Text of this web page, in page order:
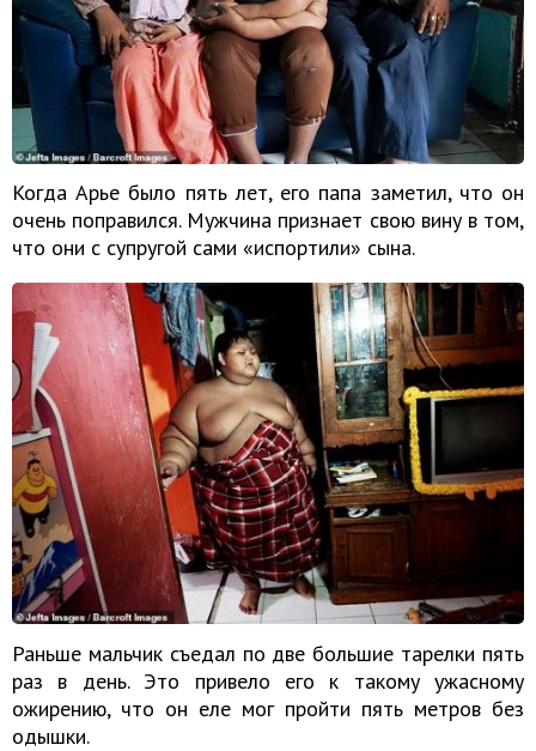
Когда Арье было пять лет, его папа заметил, что он
очень поправился. Мужчина признает свою вину в том,
что они с супругой сами «испортили» сына.
Раньше мальчик съедал по две большие тарелки пять
раз в день. Это привело его к такому ужасному
ожирению, что он еле мог пройти пять метров без
одышки.